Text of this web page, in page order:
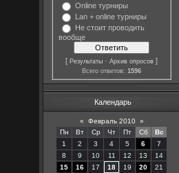
Online турниры
Lan + online турниры
Не стоит проводить
вообще
[Результаты ·Архив опросов ]
Всего ответов:1596
Календарь
« Февраль 2010 »
Пн
Вт Ср Чт Пт Сб
Вс
1
2 3 4 5 6
7
8
9 10 11 12 13
14
15
16 17 18 19 20
21